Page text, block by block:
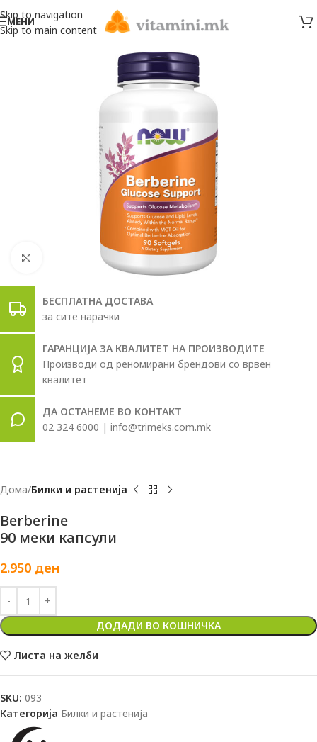
Skip to navigation
Skip to main content
МЕНИ
Click to enlarge
БЕСПЛАТНА ДОСТАВА
за сите нарачки
ГАРАНЦИЈА ЗА КВАЛИТЕТ НА ПРОИЗВОДИТЕ
Производи од реномирани брендови со врвен
квалитет
ДА ОСТАНЕМЕ ВО КОНТАКТ
02 324 6000 | info@trimeks.com.mk
Дома Билки и растенија
Berberine
90 меки капсули
2.950 ден
ДОДАДИ ВО КОШНИЧКА
Листа на желби
SKU: 093
Категорија Билки и растенија